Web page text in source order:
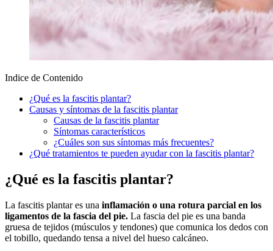
Indice de Contenido
¿Qué es la fascitis plantar?
Causas y síntomas de la fascitis plantar
Causas de la fascitis plantar
Síntomas característicos
¿Cuáles son sus síntomas más frecuentes?
¿Qué tratamientos te pueden ayudar con la fascitis plantar?
¿Qué es la fascitis plantar?
La fascitis plantar es una inflamación o una rotura parcial en los
ligamentos de la fascia del pie. La fascia del pie es una banda
gruesa de tejidos (músculos y tendones) que comunica los dedos con
el tobillo, quedando tensa a nivel del hueso calcáneo.